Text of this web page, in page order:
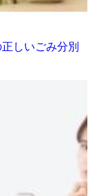
しいごみ分別